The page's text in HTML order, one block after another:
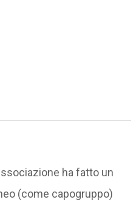
ha fatto un
(come capogruppo)